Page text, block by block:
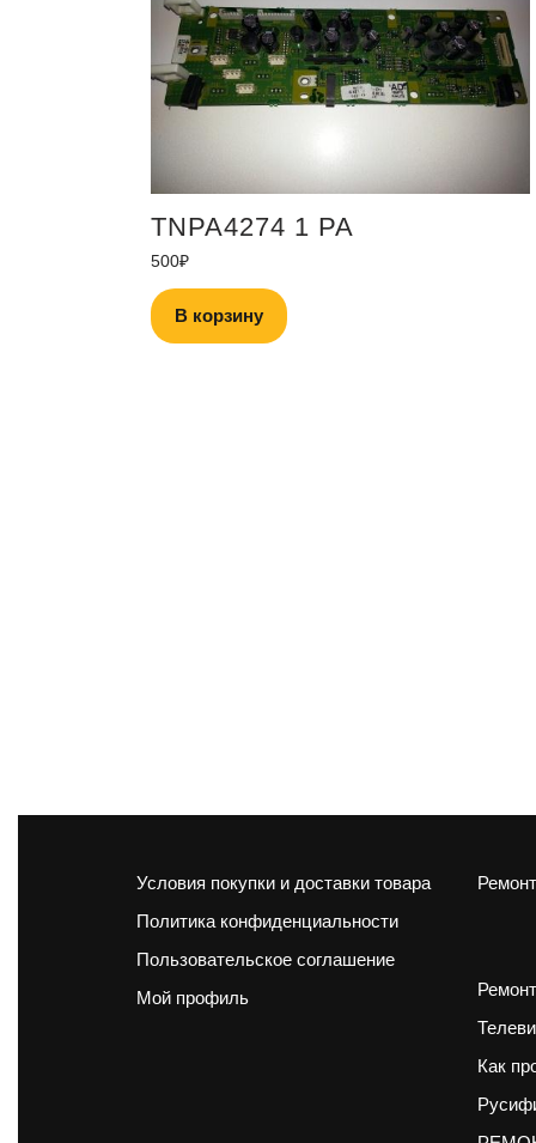
TNPA4274 1 PA
500₽
В корзину
Условия покупки и доставки товара
Политика конфиденциальности
Пользовательское соглашение
Мой профиль
Как